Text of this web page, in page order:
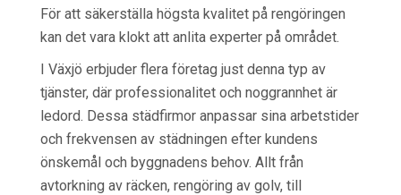
För att säkerställa högsta kvalitet på rengöringen
kan det vara klokt att anlita experter på området.
I Växjö erbjuder flera företag just denna typ av
tjänster, där professionalitet och noggrannhet är
ledord. Dessa städfirmor anpassar sina arbetstider
och frekvensen av städningen efter kundens
önskemål och byggnadens behov. Allt från
avtorkning av räcken, rengöring av golv, till